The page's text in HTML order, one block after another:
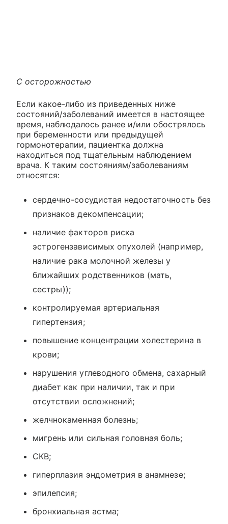
С осторожностью
Если какое-либо из приведенных ниже
состояний/заболеваний имеется в настоящее
время, наблюдалось ранее и/или обострялось
при беременности или предыдущей
гормонотерапии, пациентка должна
находиться под тщательным наблюдением
врача. К таким состояниям/заболеваниям
относятся:
сердечно-сосудистая недостаточность без
признаков декомпенсации;
наличие факторов риска
эстрогензависимых опухолей (например,
наличие рака молочной железы у
ближайших родственников (мать,
сестры));
контролируемая артериальная
гипертензия;
повышение концентрации холестерина в
крови;
нарушения углеводного обмена, сахарный
диабет как при наличии, так и при
отсутствии осложнений;
желчнокаменная болезнь;
мигрень или сильная головная боль;
СКВ;
гиперплазия эндометрия в анамнезе;
эпилепсия;
бронхиальная астма;